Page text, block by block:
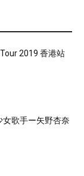
2019 香港站
歌手ー矢野杏奈